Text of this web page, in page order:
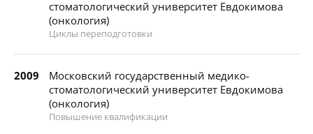
стоматологический университет Евдокимова
(онкология)
Циклы переподготовки
2009
Московский государственный медико-
стоматологический университет Евдокимова
(онкология)
Повышение квалификации